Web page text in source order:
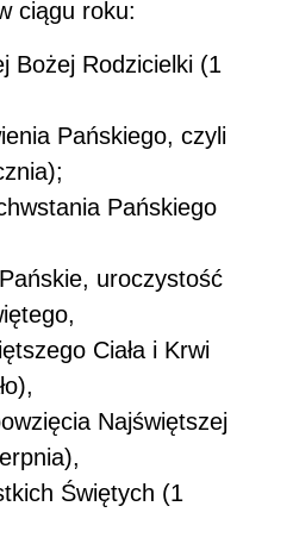
ciągu roku:
Bożej Rodzicielki (1
Pańskiego, czyli
Pańskiego
uroczystość
Ciała i Krwi
Najświętszej
Świętych (1